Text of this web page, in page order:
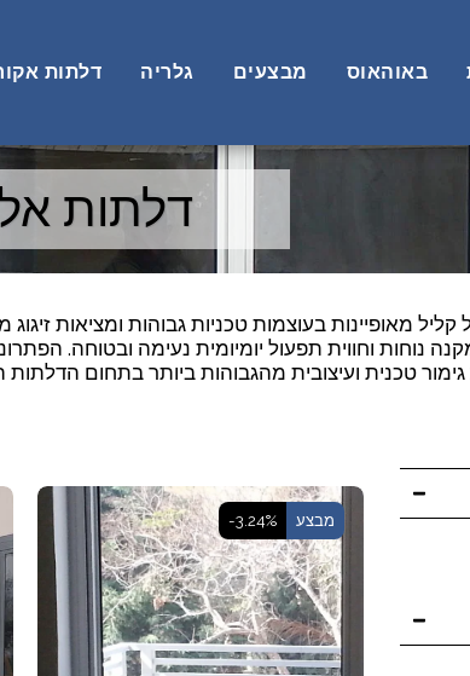
באוהאוס מבצעים גלריה דלתות
דלתות
מאופיינות בעוצמות טכניות גבוהות ומציאות
נוחות וחווית תפעול יומיומית נעימה ובטוחה.
טכנית ועיצובית מהגבוהות ביותר בתחום הדלתות
מבצע -3.24%